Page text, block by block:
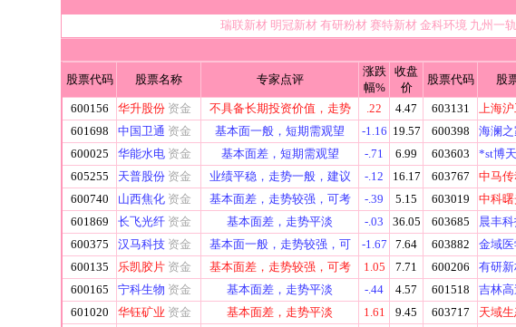
瑞联新材 明冠新材 有研粉材 赛特新材 金科环境 九州一轨
股票代码 股票名称 专家点评
涨跌
幅%
收盘
价
股票代码 股
600156
华升股份 资金 不具备长期投资价值，走势 .22 4.47 603131 上海
601698
中国卫通 资金 基本面一般，短期需观望 -1.16 19.57 600398 海澜之
600025
华能水电 资金 基本面差，短期需观望 -.71 6.99 603603 *st博天
605255
天普股份 资金 业绩平稳，走势一般，建议 -.12 16.17 603767 中马传
600740
山西焦化 资金 基本面差，走势较强，可考 -.39 5.15 603019 中科
601869
长飞光纤 资金 基本面差，走势平淡 -.03 36.05 603685 晨丰
600375
汉马科技 资金 基本面一般，走势较强，可 -1.67 7.64 603882 金域
600135
乐凯胶片 资金 基本面差，走势较强，可考 1.05 7.71 600206 有研
600165
宁科生物 资金 基本面差，走势平淡 -.44 4.57 601518 吉林高
601020
华钰矿业 资金 基本面差，走势平淡 1.61 9.45 603717 天域